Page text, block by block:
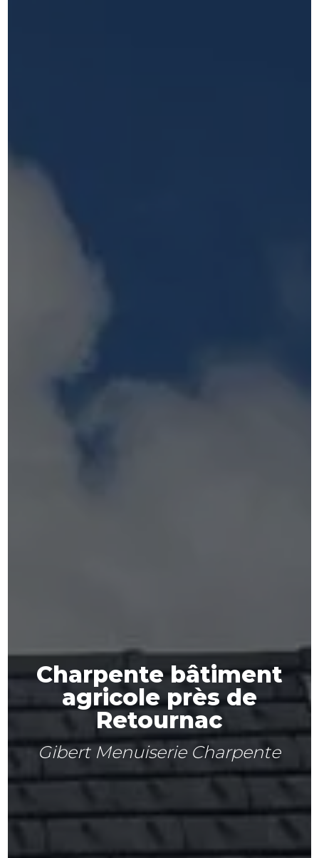
Charpente bâtiment
agricole près de
Retournac
Gibert Menuiserie Charpente